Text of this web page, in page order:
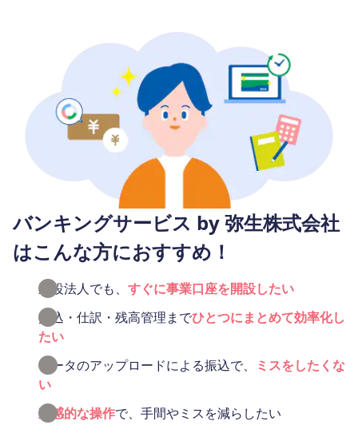
バンキングサービス by 弥生株式会社
はこんな方におすすめ！
新設法人でも、 すぐに事業口座を開設したい
振込・仕訳・残高管理までひとつにまとめて効率化し
たい
データのアップロードによる振込で、
ミスをしたくな
い
直感的な操作で、手間やミスを減らしたい